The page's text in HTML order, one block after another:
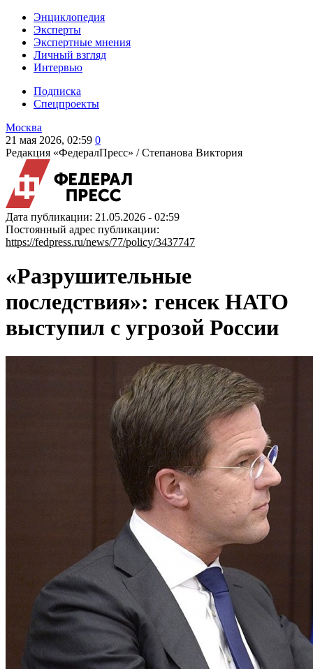
Энциклопедия
Эксперты
Экспертные мнения
Личный взгляд
Интервью
Подписка
Спецпроекты
Москва
21 мая 2026, 02:59 0
Редакция «ФедералПресс» /Степанова Виктория
Дата публикации: 21.05.2026 - 02:59
Постоянный адрес публикации:
https://fedpress.ru/news/77/policy/3437747
«Разрушительные
последствия»: генсек НАТО
выступил с угрозой России